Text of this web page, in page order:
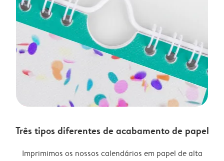
Três tipos diferentes de acabamento de papel
Imprimimos os nossos calendários em papel de alta